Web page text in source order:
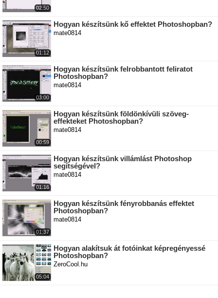
02:50
01:12
Hogyan készítsünk kő effektet Photoshopban?
mate0814
03:00
Hogyan készítsünk felrobbantott feliratot
Photoshopban?
mate0814
00:59
Hogyan készítsünk földönkívüli szöveg-
effekteket Photoshopban?
mate0814
01:16
Hogyan készítsünk villámlást Photoshop
segítségével?
mate0814
01:37
Hogyan készítsünk fényrobbanás effektet
Photoshopban?
mate0814
05:04
Hogyan alakítsuk át fotóinkat képregényessé
Photoshopban?
ZeroCool.hu